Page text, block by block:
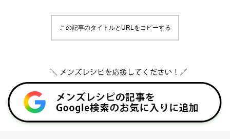
この記事のタイトルとURLをコピーする